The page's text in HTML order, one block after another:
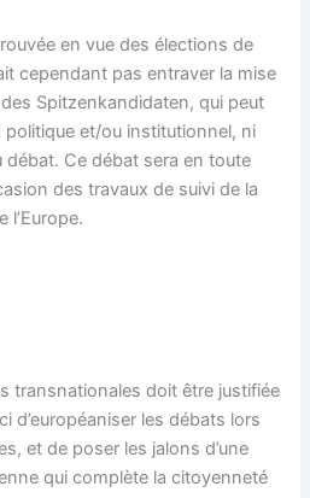
en vue des élections de
cependant pas entraver la mise
Spitzenkandidaten, qui peut
et/ou institutionnel, ni
débat. Ce débat sera en toute
des travaux de suivi de la
l’Europe.
transnationales doit être justifiée
d’européaniser les débats lors
et de poser les jalons d’une
qui complète la citoyenneté